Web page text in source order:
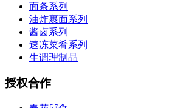
面条系列
油炸裹面系列
酱卤系列
速冻菜肴系列
生调理制品
授权合作